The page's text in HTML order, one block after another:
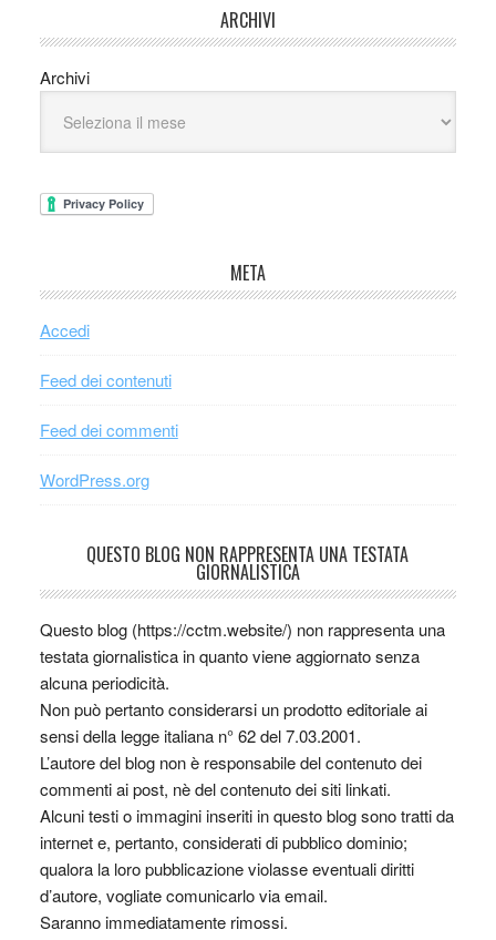
ARCHIVI
Archivi
META
Accedi
Feed dei contenuti
Feed dei commenti
WordPress.org
QUESTO BLOG NON RAPPRESENTA UNA TESTATA
GIORNALISTICA
Questo blog (https://cctm.website/) non rappresenta una
testata giornalistica in quanto viene aggiornato senza
alcuna periodicità.
Non può pertanto considerarsi un prodotto editoriale ai
sensi della legge italiana n° 62 del 7.03.2001.
L’autore del blog non è responsabile del contenuto dei
commenti ai post, nè del contenuto dei siti linkati.
Alcuni testi o immagini inseriti in questo blog sono tratti da
internet e, pertanto, considerati di pubblico dominio;
qualora la loro pubblicazione violasse eventuali diritti
d’autore, vogliate comunicarlo via email.
Saranno immediatamente rimossi.